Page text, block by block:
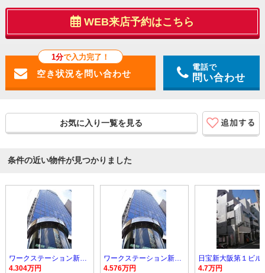
WEB来店予約はこちら
1分で入力完了！
電話で
問い合わせ
お気に入り一覧を見る
条件の近い物件が見つかりました
ワークステーション新大阪
4.304万円
ワークステーション新大阪
4.576万円
日宝新大阪第１ビル
4.7万円